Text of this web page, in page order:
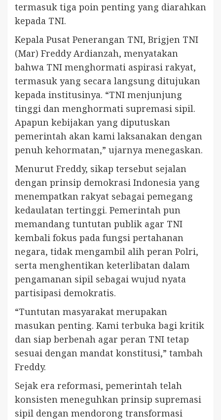
termasuk tiga poin penting yang diarahkan
kepada TNI.
Kepala Pusat Penerangan TNI, Brigjen TNI
(Mar) Freddy Ardianzah, menyatakan
bahwa TNI menghormati aspirasi rakyat,
termasuk yang secara langsung ditujukan
kepada institusinya. “TNI menjunjung
tinggi dan menghormati supremasi sipil.
Apapun kebijakan yang diputuskan
pemerintah akan kami laksanakan dengan
penuh kehormatan,” ujarnya menegaskan.
Menurut Freddy, sikap tersebut sejalan
dengan prinsip demokrasi Indonesia yang
menempatkan rakyat sebagai pemegang
kedaulatan tertinggi. Pemerintah pun
memandang tuntutan publik agar TNI
kembali fokus pada fungsi pertahanan
negara, tidak mengambil alih peran Polri,
serta menghentikan keterlibatan dalam
pengamanan sipil sebagai wujud nyata
partisipasi demokratis.
“Tuntutan masyarakat merupakan
masukan penting. Kami terbuka bagi kritik
dan siap berbenah agar peran TNI tetap
sesuai dengan mandat konstitusi,” tambah
Freddy.
Sejak era reformasi, pemerintah telah
konsisten meneguhkan prinsip supremasi
sipil dengan mendorong transformasi